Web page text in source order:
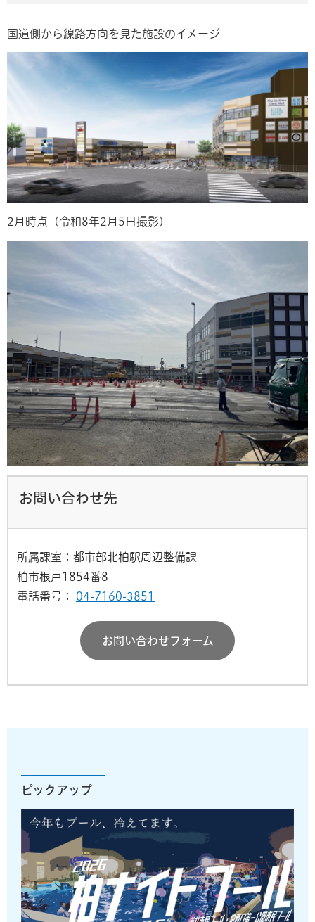
国道側から線路方向を見た施設のイメージ
2月時点（令和8年2月5日撮影）
お問い合わせ先
所属課室：都市部北柏駅周辺整備課
柏市根戸1854番8
電話番号：
04-7160-3851
お問い合わせフォーム
ピックアップ